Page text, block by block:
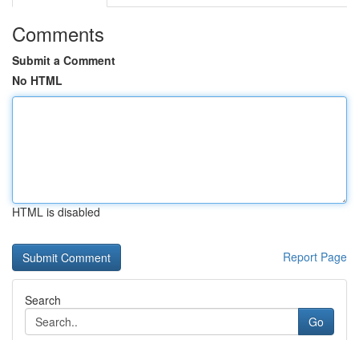
Comments
Submit a Comment
No HTML
HTML is disabled
Report Page
Search
Go